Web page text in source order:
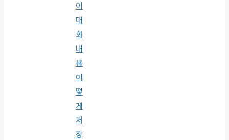
이
대
화
내
용
어
떻
게
저
장